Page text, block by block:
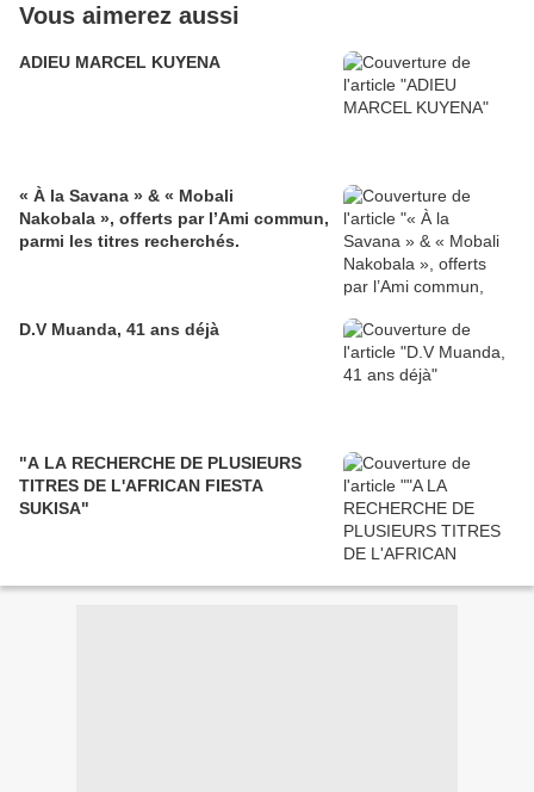
Vous aimerez aussi
ADIEU MARCEL KUYENA
« À la Savana » & « Mobali
Nakobala », offerts par l’Ami commun,
parmi les titres recherchés.
D.V Muanda, 41 ans déjà
"A LA RECHERCHE DE PLUSIEURS
TITRES DE L'AFRICAN FIESTA
SUKISA"